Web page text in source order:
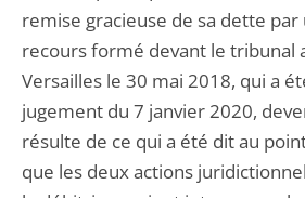
remise gracieuse de sa dette par
recours formé devant le tribunal
Versailles le 30 mai 2018, qui a
jugement du 7 janvier 2020,
résulte de ce qui a été dit au
que les deux actions